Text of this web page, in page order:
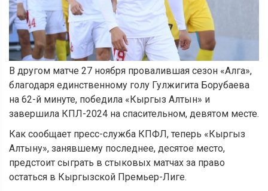
В другом матче 27 ноября провалившая сезон «Алга»,
благодаря единственному голу Гулжигита Борубаева
на 62-й минуте, победила «Кыргыз Алтын» и
завершила КПЛ-2024 на спасительном, девятом месте.
Как сообщает пресс-служба КПФЛ, теперь «Кыргыз
Алтыну», занявшему последнее, десятое место,
предстоит сыграть в стыковых матчах за право
остаться в Кыргызской Премьер-Лиге.